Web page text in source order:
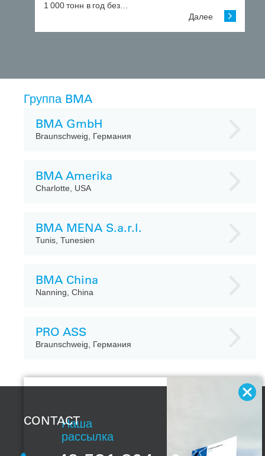
1 000 тонн в год без…
Далее
Группа BMA
BMA GmbH
Braunschweig, Германия
BMA Amerika
Charlotte, USA
BMA MENA S.a.r.l.
Tunis, Tunesien
BMA China
Nanning, China
PRO ASS
Braunschweig, Германия
Наша
рассылка
CONTACT